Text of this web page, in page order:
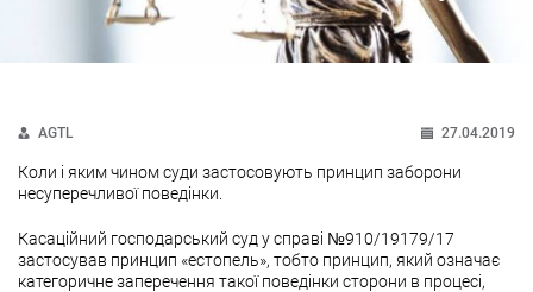
AGTL 27.04.2019
Коли і яким чином суди застосовують принцип заборони
несуперечливої поведінки.
Касаційний господарський суд у справі №910/19179/17
застосував принцип «естопель», тобто принцип, який означає
категоричне заперечення такої поведінки сторони в процесі,